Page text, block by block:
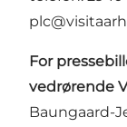
For
vedrørende
Baungaard-